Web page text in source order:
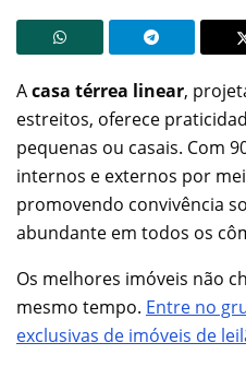
Acasa térrea linear,
estreitos, oferece
pequenas ou casais. Com
internos e externos por
promovendo convivência
abundante em todos os
Os melhores imóveis não
mesmo tempo. Entre no
exclusivas de imóveis de